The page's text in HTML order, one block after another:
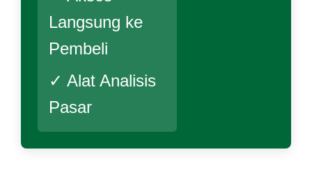
Langsung ke
Pembeli
✓ Alat Analisis
Pasar